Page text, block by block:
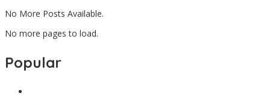
No More Posts Available.
No more pages to load.
Popular